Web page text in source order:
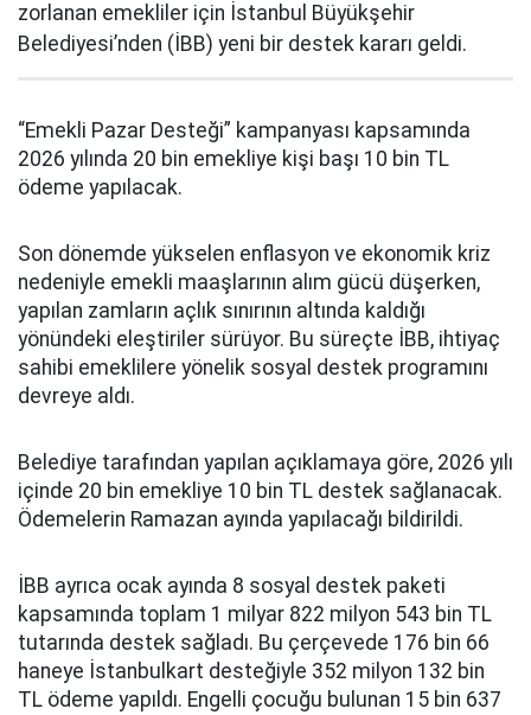
zorlanan emekliler için İstanbul Büyükşehir
Belediyesi’nden (İBB) yeni bir destek kararı geldi.
“Emekli Pazar Desteği” kampanyası kapsamında
2026 yılında 20 bin emekliye kişi başı 10 bin TL
ödeme yapılacak.
Son dönemde yükselen enflasyon ve ekonomik kriz
nedeniyle emekli maaşlarının alım gücü düşerken,
yapılan zamların açlık sınırının altında kaldığı
yönündeki eleştiriler sürüyor. Bu süreçte İBB, ihtiyaç
sahibi emeklilere yönelik sosyal destek programını
devreye aldı.
Belediye tarafından yapılan açıklamaya göre, 2026 yılı
içinde 20 bin emekliye 10 bin TL destek sağlanacak.
Ödemelerin Ramazan ayında yapılacağı bildirildi.
İBB ayrıca ocak ayında 8 sosyal destek paketi
kapsamında toplam 1 milyar 822 milyon 543 bin TL
tutarında destek sağladı. Bu çerçevede 176 bin 66
haneye İstanbulkart desteğiyle 352 milyon 132 bin
TL ödeme yapıldı. Engelli çocuğu bulunan 15 bin 637